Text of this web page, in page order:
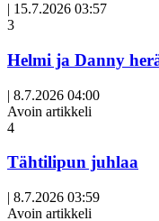
| 15.7.2026 03:57
3
Helmi ja Danny
| 8.7.2026 04:00
Avoin artikkeli
4
Tähtilipun juhlaa
| 8.7.2026 03:59
Avoin artikkeli